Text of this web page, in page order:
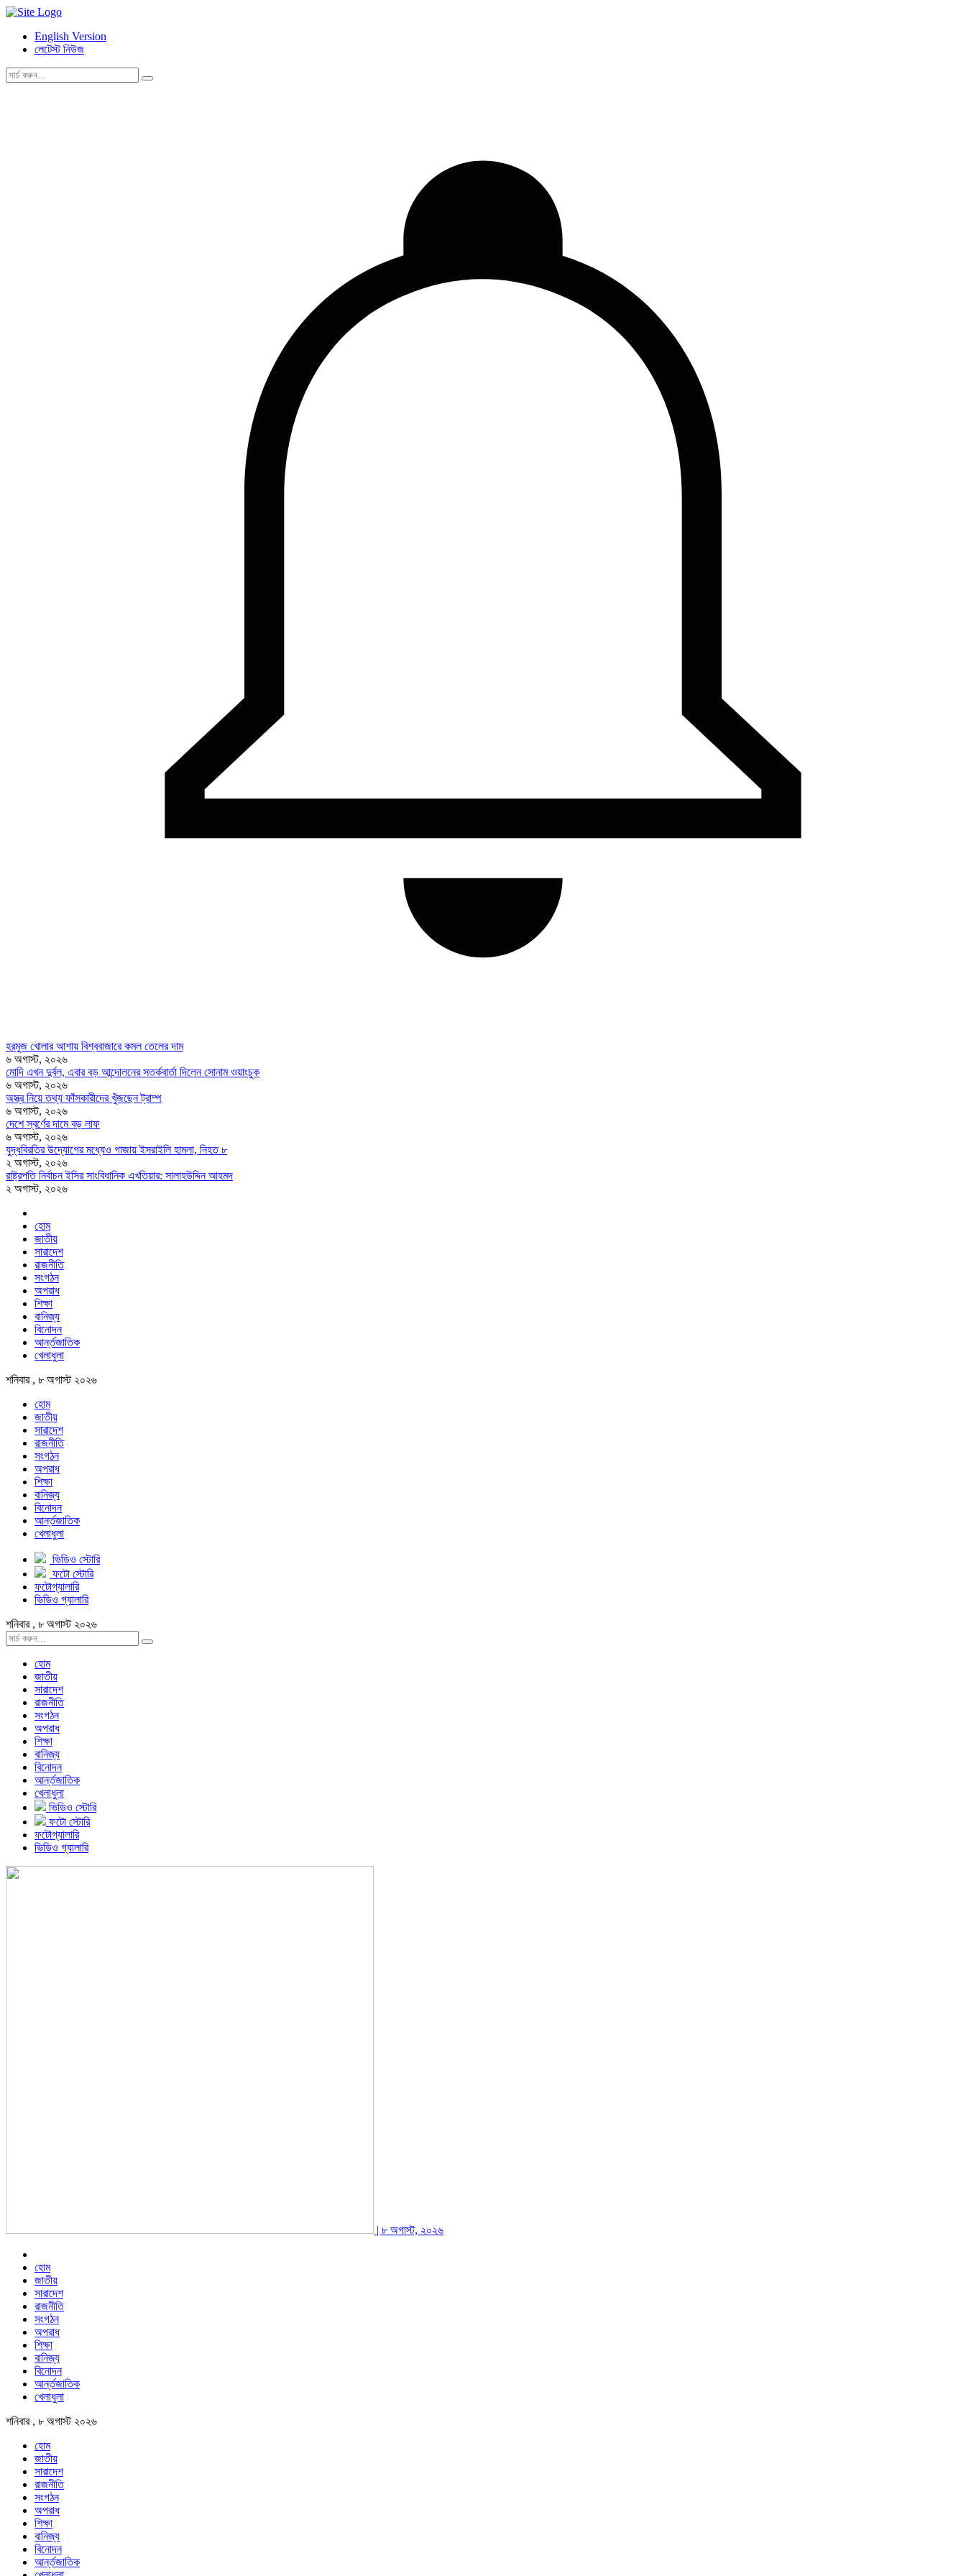
English Version
লেটেস্ট নিউজ
হরমুজ খোলার আশায় বিশ্ববাজারে কমল তেলের দাম
৬ অগাস্ট, ২০২৬
মোদি এখন দুর্বল, এবার বড় আন্দোলনের সতর্কবার্তা দিলেন সোনাম ওয়াংচুক
৬ অগাস্ট, ২০২৬
অস্ত্র নিয়ে তথ্য ফাঁসকারীদের খুঁজছেন ট্রাম্প
৬ অগাস্ট, ২০২৬
দেশে স্বর্ণের দামে বড় লাফ
৬ অগাস্ট, ২০২৬
যুদ্ধবিরতির উদ্যোগের মধ্যেও গাজায় ইসরাইলি হামলা, নিহত ৮
২ অগাস্ট, ২০২৬
রাষ্ট্রপতি নির্বাচন ইসির সাংবিধানিক এখতিয়ার: সালাহউদ্দিন আহমদ
২ অগাস্ট, ২০২৬
হোম
জাতীয়
সারাদেশ
রাজনীতি
সংগঠন
অপরাধ
শিক্ষা
বানিজ্য
বিনোদন
আর্ন্তজাতিক
খেলাধুলা
শনিবার , ৮ অগাস্ট ২০২৬
হোম
জাতীয়
সারাদেশ
রাজনীতি
সংগঠন
অপরাধ
শিক্ষা
বানিজ্য
বিনোদন
আর্ন্তজাতিক
খেলাধুলা
ভিডিও স্টোরি
ফটো স্টোরি
ফটোগ্যালারি
ভিডিও গ্যালারি
শনিবার , ৮ অগাস্ট ২০২৬
হোম
জাতীয়
সারাদেশ
রাজনীতি
সংগঠন
অপরাধ
শিক্ষা
বানিজ্য
বিনোদন
আর্ন্তজাতিক
খেলাধুলা
ভিডিও স্টোরি
ফটো স্টোরি
ফটোগ্যালারি
ভিডিও গ্যালারি
| ৮ অগাস্ট, ২০২৬
হোম
জাতীয়
সারাদেশ
রাজনীতি
সংগঠন
অপরাধ
শিক্ষা
বানিজ্য
বিনোদন
আর্ন্তজাতিক
খেলাধুলা
শনিবার , ৮ অগাস্ট ২০২৬
হোম
জাতীয়
সারাদেশ
রাজনীতি
সংগঠন
অপরাধ
শিক্ষা
বানিজ্য
বিনোদন
আর্ন্তজাতিক